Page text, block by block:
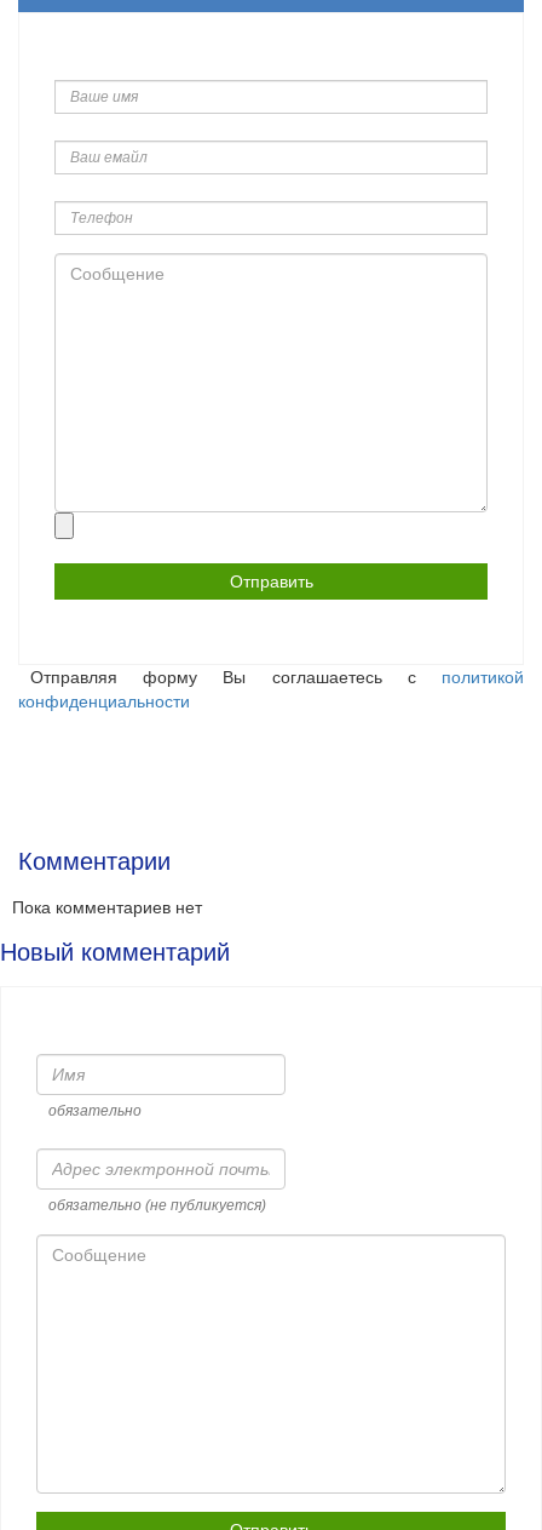
имя
емайл
Сообщение
Отправляя форму Вы соглашаетесь с политикой
конфиденциальности
Комментарии
Пока комментариев нет
Новый комментарий
Имя
обязательно
Адрес
электронной
почты
обязательно (не публикуется)
Сообщение